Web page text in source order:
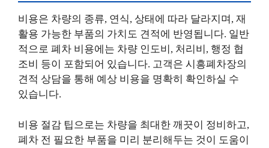
비용은 차량의 종류, 연식, 상태에 따라 달라지며, 재
활용 가능한 부품의 가치도 견적에 반영됩니다. 일반
적으로 폐차 비용에는 차량 인도비, 처리비, 행정 협
조비 등이 포함되어 있습니다. 고객은 시흥폐차장의
견적 상담을 통해 예상 비용을 명확히 확인하실 수
있습니다.
비용 절감 팁으로는 차량을 최대한 깨끗이 정비하고,
폐차 전 필요한 부품을 미리 분리해두는 것이 도움이